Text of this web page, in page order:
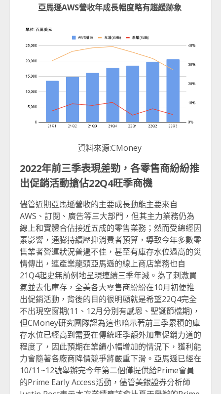
亞馬遜AWS營收年成長幅度略有趨緩跡象
資料來源:CMoney
2022年前三季表現差勁，各零售商紛紛推
出促銷活動搶佔22Q4旺季商機
儘管近期亞馬遜營收的主要成長動能主要來自
AWS、訂閱、廣告等三大部門，但其主力業務仍為
線上和實體合佔接近五成的零售業務；然而受總經因
素影響，通膨持續壓抑消費者預算，導致今年多數零
售業者營運狀況普遍不佳，甚至有庫存水位過高的災
情傳出，連產業龍頭亞馬遜的線上商店業務也自
21Q4起史無前例地呈現連續三季年減。為了刺激買
氣並去化庫存，全美各大零售商紛紛在10月初便推
出促銷活動，背後的目的很明顯就是希望22Q4完全
不出現空窗期(11、12月分別有感恩、聖誕節檔期)，
但CMoney研究團隊認為這也暗示著前三季累積的庫
存水位已經高到需要在傳統旺季額外加重促銷力道的
程度了，因此預期在業績小幅增加的情況下，獲利能
力會隨著各廠商降價競爭將嚴重下滑。亞馬遜已經在
10/11~12號舉辦完今年第二個僅提供給Prime會員
的Prime Early Access活動，儘管美銀證券分析師